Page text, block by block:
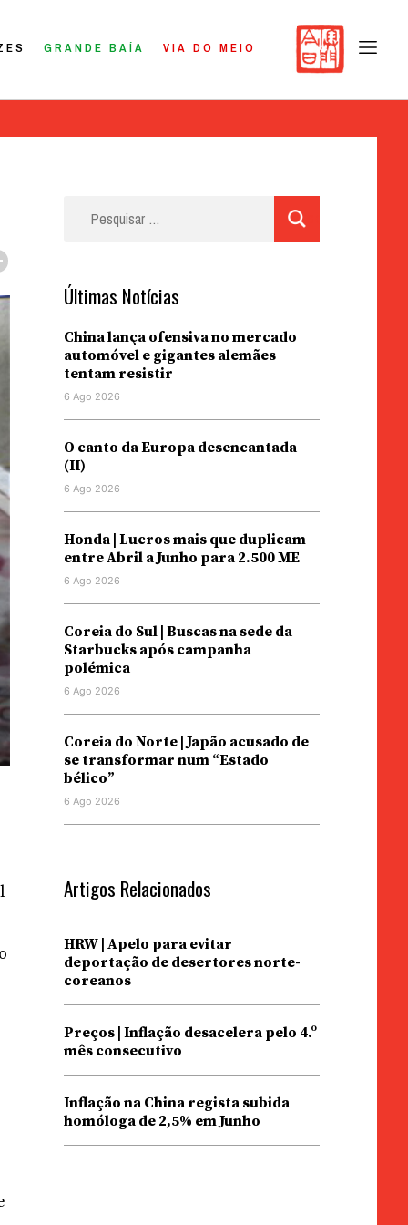
GRANDE BAÍA VIA DO MEIO
Últimas Notícias
China lança ofensiva no mercado
automóvel e gigantes alemães
tentam resistir
6 Ago 2026
O canto da Europa desencantada
(II)
6 Ago 2026
Honda | Lucros mais que duplicam
entre Abril a Junho para 2.500 ME
6 Ago 2026
Coreia do Sul | Buscas na sede da
Starbucks após campanha
polémica
6 Ago 2026
Coreia do Norte | Japão acusado de
se transformar num “Estado
bélico”
6 Ago 2026
Artigos Relacionados
HRW | Apelo para evitar
deportação de desertores norte-
coreanos
Preços | Inflação desacelera pelo 4.º
mês consecutivo
Inflação na China regista subida
homóloga de 2,5% em Junho